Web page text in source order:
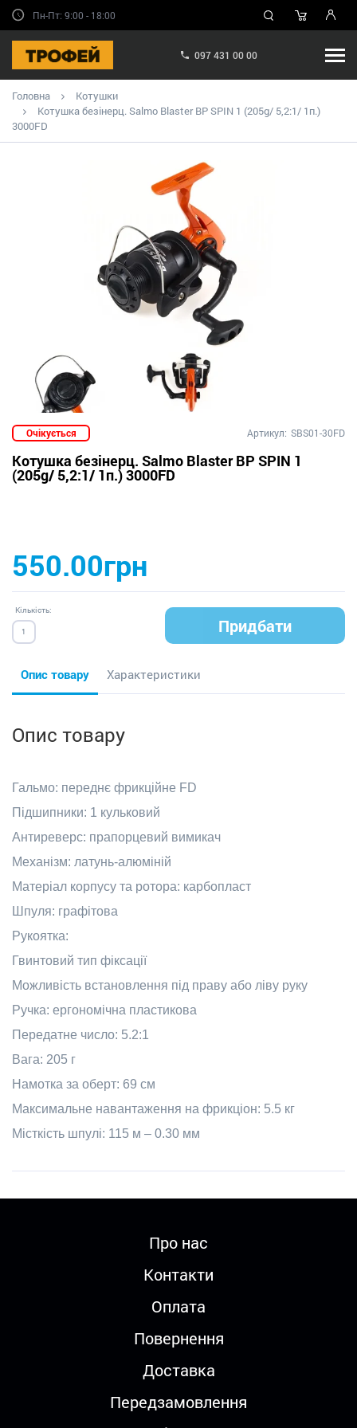
Пн-Пт: 9:00 - 18:00
097 431 00 00
Головна
Котушки
Котушка безінерц. Salmo Blaster BP SPIN 1 (205g/ 5,2:1/ 1п.)
3000FD
Очікується Артикул: SBS01-30FD
Котушка безінерц. Salmo Blaster BP SPIN 1
(205g/ 5,2:1/ 1п.) 3000FD
550.00грн
Кількість:
Придбати
Опис товару Характеристики
Опис товару
Гальмо: переднє фрикційне FD
Підшипники: 1 кульковий
Антиреверс: прапорцевий вимикач
Механізм: латунь-алюміній
Матеріал корпусу та ротора: карбопласт
Шпуля: графітова
Рукоятка:
Гвинтовий тип фіксації
Можливість встановлення під праву або ліву руку
Ручка: ергономічна пластикова
Передатне число: 5.2:1
Вага: 205 г
Намотка за оберт: 69 см
Максимальне навантаження на фрикціон: 5.5 кг
Місткість шпулі: 115 м – 0.30 мм
Про нас
Контакти
Оплата
Повернення
Доставка
Передзамовлення